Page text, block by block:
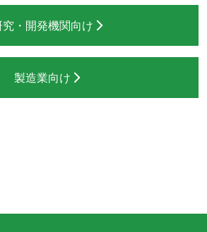
究・開発機関向け
製造業向け